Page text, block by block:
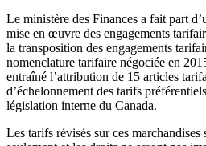
Le ministère des Finances a fait part
mise en œuvre des engagements
la transposition des engagements
nomenclature tarifaire négociée en
entraîné l’attribution de 15 articles
d’échelonnement des tarifs
législation interne du Canada.
Les tarifs révisés sur ces marchandises